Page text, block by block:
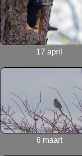
17 april
6 maart